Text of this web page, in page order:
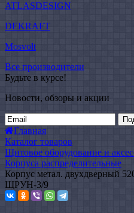
ATLASDESIGN
DEKRAFT
Mosvolt
Все производители
Будьте в курсе!
Новости, обзоры и акции
Главная
Каталог товаров
Щитовое оборудование и
Корпуса распределительные
Корпус метал. двухдверный
ЩРУН-3/9